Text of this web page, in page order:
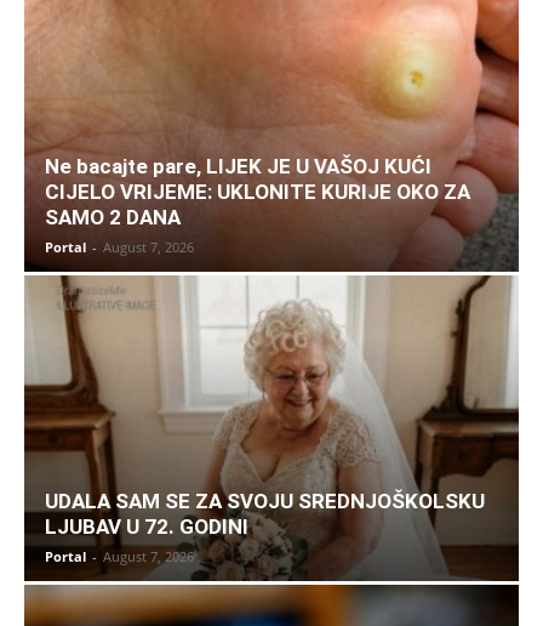
Ne bacajte pare, LIJEK JE U VAŠOJ KUĆI
CIJELO VRIJEME: UKLONITE KURIJE OKO ZA
SAMO 2 DANA
Portal - August 7, 2026
UDALA SAM SE ZA SVOJU SREDNJOŠKOLSKU
LJUBAV U 72. GODINI
Portal - August 7, 2026